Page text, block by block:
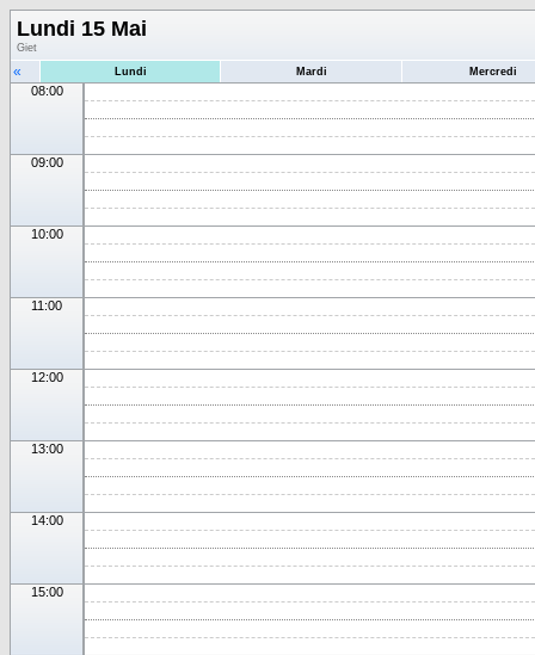
Lundi 15 Mai
Giet
« Lundi Mardi Mercredi
08:00
09:00
10:00
11:00
12:00
13:00
14:00
15:00